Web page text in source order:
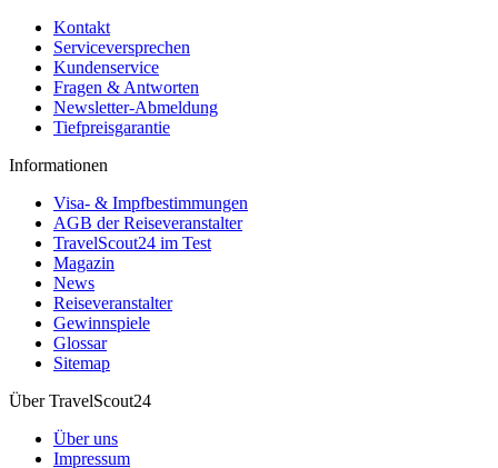
Kontakt
Serviceversprechen
Kundenservice
Fragen & Antworten
Newsletter-Abmeldung
Tiefpreisgarantie
Informationen
Visa- & Impfbestimmungen
AGB der Reiseveranstalter
TravelScout24 im Test
Magazin
News
Reiseveranstalter
Gewinnspiele
Glossar
Sitemap
Über TravelScout24
Über uns
Impressum